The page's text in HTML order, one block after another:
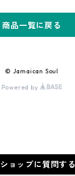
ショップに質問する
商品一覧に戻る
© Jamaican Soul
Powered by